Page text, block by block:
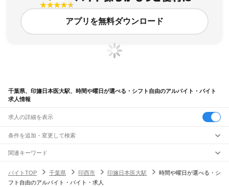
アプリを無料ダウンロード
千葉県、印旛日本医大駅、時間や曜日が選べる・シフト自由のアルバイト・バイト
求人情報
求人の詳細を表示
条件を追加・変更して検索
市区町村を追加・変更
千葉県すべて
千葉市すべて
駅を追加・変更
関連キーワード
バイトTOP
千葉県 印西市 印旛日本医大駅
時間や曜日が選べる・シ
フト自由のアルバイト・バイト・求人